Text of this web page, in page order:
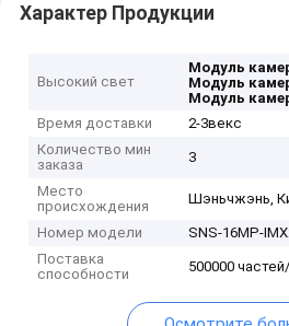
Характер Продукции
Высокий свет
Модуль
Модуль
Модуль
Время доставки
2-3векс
Количество мин
заказа
3
Место
происхождения
Шэньчжэнь,
Номер модели
SNS-16MP-
Поставка
способности
500000